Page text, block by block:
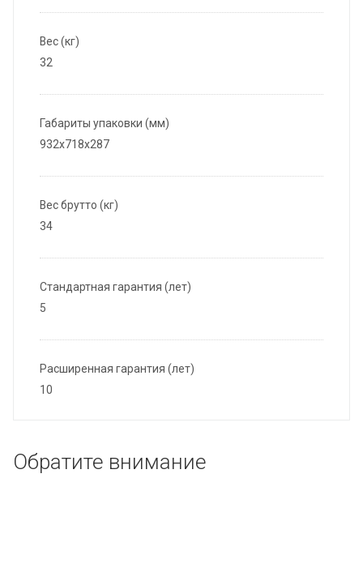
Вес (кг)
32
Габариты упаковки (мм)
932x718x287
Вес брутто (кг)
34
Стандартная гарантия (лет)
5
Расширенная гарантия (лет)
10
Обратите внимание